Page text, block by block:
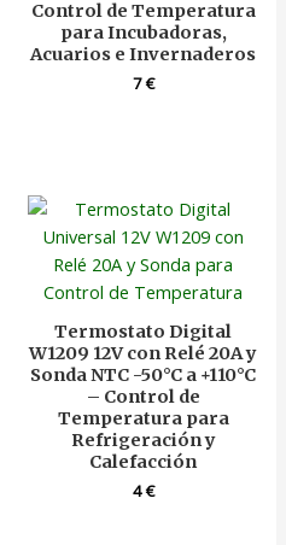
Control de Temperatura
para Incubadoras,
Acuarios e Invernaderos
7€
Termostato Digital
W1209 12V con Relé 20A y
Sonda NTC -50°C a +110°C
– Control de
Temperatura para
Refrigeración y
Calefacción
4€